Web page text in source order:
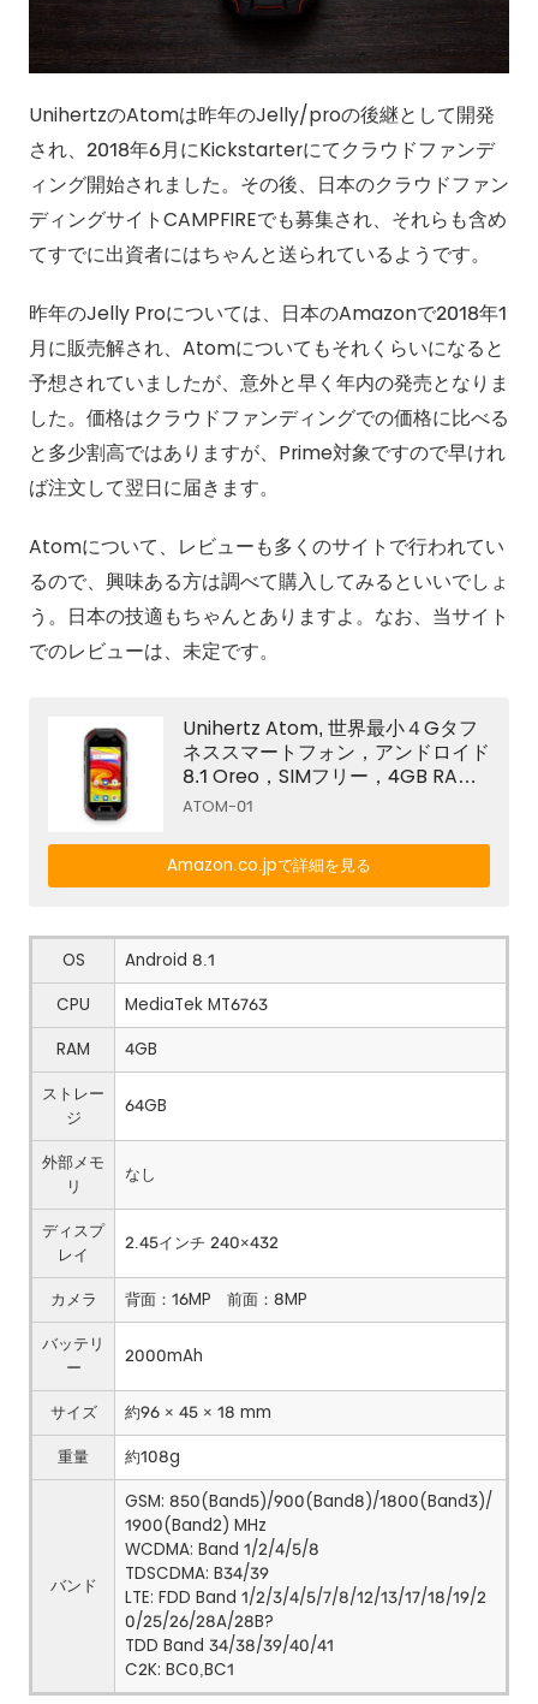
UnihertzのAtomは昨年のJelly/proの後継として開発
され、2018年6月にKickstarterにてクラウドファンデ
ィング開始されました。その後、日本のクラウドファン
ディングサイトCAMPFIREでも募集され、それらも含め
てすでに出資者にはちゃんと送られているようです。
昨年のJelly Proについては、日本のAmazonで2018年1
月に販売解され、Atomについてもそれくらいになると
予想されていましたが、意外と早く年内の発売となりま
した。価格はクラウドファンディングでの価格に比べる
と多少割高ではありますが、Prime対象ですので早けれ
ば注文して翌日に届きます。
Atomについて、レビューも多くのサイトで行われてい
るので、興味ある方は調べて購入してみるといいでしょ
う。日本の技適もちゃんとありますよ。なお、当サイト
でのレビューは、未定です。
Unihertz Atom, 世界最小４Gタフ
ネススマートフォン，アンドロイド
8.1 Oreo，SIMフリー，4GB RAM
と64GB ROM
ATOM-01
Amazon.co.jpで詳細を見る
OS
Android 8.1
CPU
MediaTek MT6763
RAM
4GB
ストレー
ジ
64GB
外部メモ
リ
なし
ディスプ
レイ
2.45インチ 240×432
カメラ
背面：16MP 前面：8MP
バッテリ
ー
2000mAh
サイズ
約96 × 45 × 18 mm
重量
約108g
バンド
GSM: 850(Band5)/900(Band8)/1800(Band3)/
1900(Band2) MHz
WCDMA: Band 1/2/4/5/8
TDSCDMA: B34/39
LTE: FDD Band 1/2/3/4/5/7/8/12/13/17/18/19/2
0/25/26/28A/28B?
TDD Band 34/38/39/40/41
C2K: BC0,BC1